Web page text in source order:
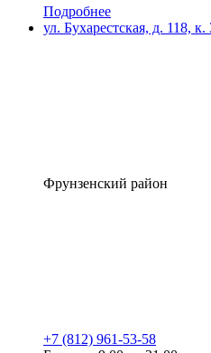
Подробнее
ул. Бухарестская, д. 118, к.
Фрунзенский район
+7 (812) 961-53-58